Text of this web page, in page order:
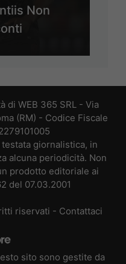
Non
di WEB 365 SRL - Via
(RM) - Codice Fiscale
giornalistica, in
alcuna periodicità. Non
prodotto editoriale ai
del 07.03.2001
riservati - Contattaci
sito sono gestite da